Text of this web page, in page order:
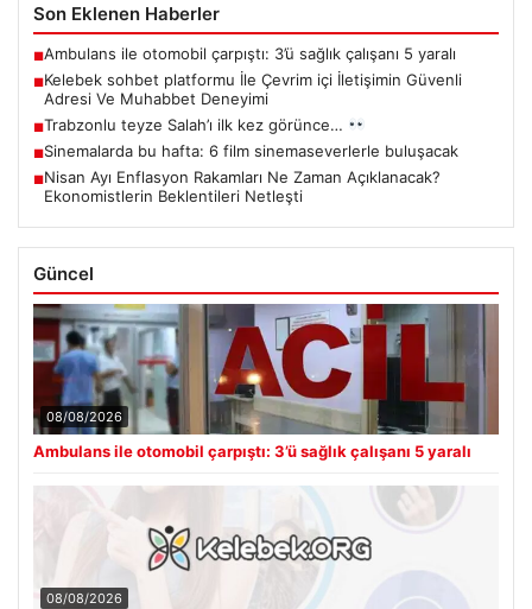
Son Eklenen Haberler
■Ambulans ile otomobil çarpıştı: 3’ü sağlık çalışanı 5 yaralı
■Kelebek sohbet platformu İle Çevrim içi İletişimin Güvenli
Adresi Ve Muhabbet Deneyimi
■Trabzonlu teyze Salah’ı ilk kez görünce…
■Sinemalarda bu hafta: 6 film sinemaseverlerle buluşacak
■Nisan Ayı Enflasyon Rakamları Ne Zaman Açıklanacak?
Ekonomistlerin Beklentileri Netleşti
Güncel
08/08/2026
Ambulans ile otomobil çarpıştı: 3’ü sağlık çalışanı 5 yaralı
08/08/2026